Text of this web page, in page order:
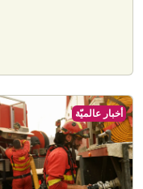
أخبار عالميّة